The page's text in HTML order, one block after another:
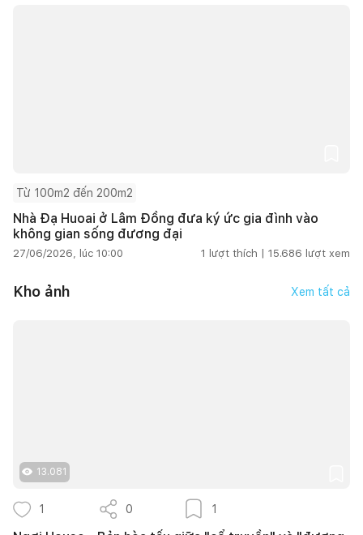
Từ 100m2 đến 200m2
Nhà Đạ Huoai ở Lâm Đồng đưa ký ức gia đình vào
không gian sống đương đại
27/06/2026, lúc 10:00 1 lượt thích | 15.686 lượt xem
Kho ảnh Xem tất cả
13.081
1 0 1